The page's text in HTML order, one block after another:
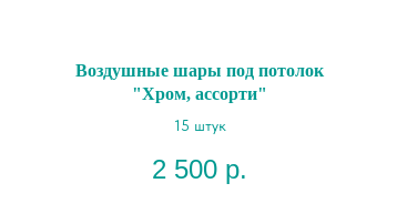
Воздушные шары под потолок
"Хром, ассорти"
15 штук
2 500 р.